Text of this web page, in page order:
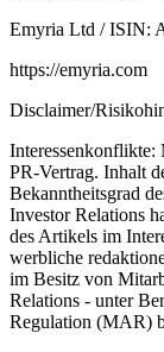
Emyria Ltd / ISIN:
https://emyria.com
Disclaimer/
PR-Vertrag. Inhalt
Bekanntheitsgrad
Investor Relations
des Artikels im
werbliche
im Besitz von
Relations - unter
Regulation (MAR)